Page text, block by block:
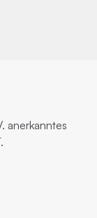
anerkanntes